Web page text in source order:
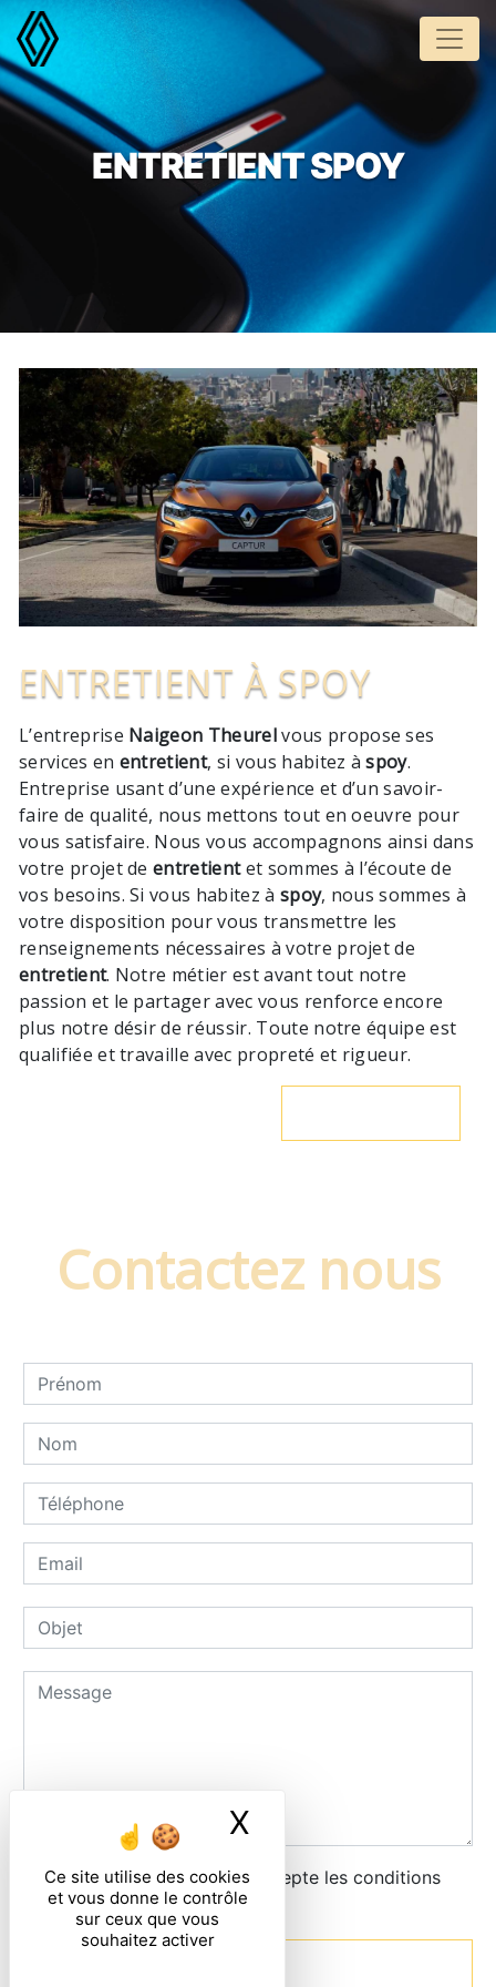
Panneau de gestion des cookies
Ce site utilise des cookies
et vous donne le contrôle
sur ceux que vous
souhaitez activer
X
ENTRETIENT SPOY
ENTRETIENT À SPOY
L’entreprise Naigeon Theurelvous propose ses
services en entretient, si vous habitez àspoy.
Entreprise usant d’une expérience et d’un savoir-
faire de qualité, nous mettons tout en oeuvre pour
vous satisfaire. Nous vous accompagnons ainsi dans
votre projet deentretientet sommes à l’écoute de
vos besoins. Si vous habitez à spoy, nous sommes à
votre disposition pour vous transmettre les
renseignements nécessaires à votre projet de
entretient. Notre métier est avant tout notre
passion et le partager avec vous renforce encore
plus notre désir de réussir. Toute notre équipe est
qualifiée et travaille avec propreté et rigueur.
Contactez nous
En cochant cette case, j'accepte les conditions
particulières ci-dessous **